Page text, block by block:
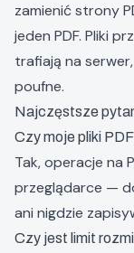
zamienić strony
jeden PDF. Pliki
trafiają na
poufne.
Najczęstsze
Czy moje pliki
Tak, operacje na
przeglądarce —
ani nigdzie
Czy jest limit